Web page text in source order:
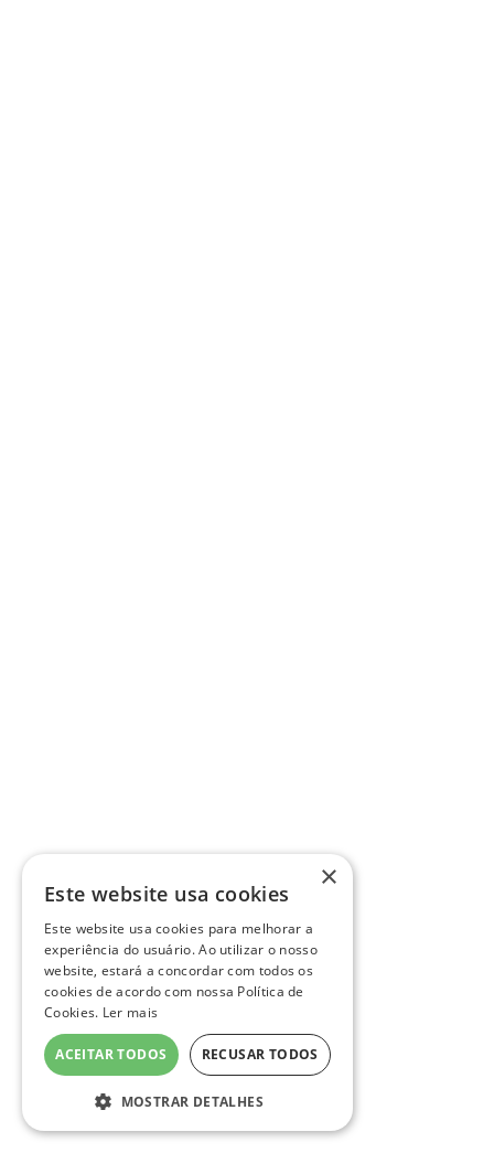
×
Este website usa cookies
Este website usa cookies para melhorar a
experiência do usuário. Ao utilizar o nosso
website, estará a concordar com todos os
cookies de acordo com nossa Política de
Cookies. Ler mais
ACEITAR TODOS RECUSAR TODOS
MOSTRAR DETALHES